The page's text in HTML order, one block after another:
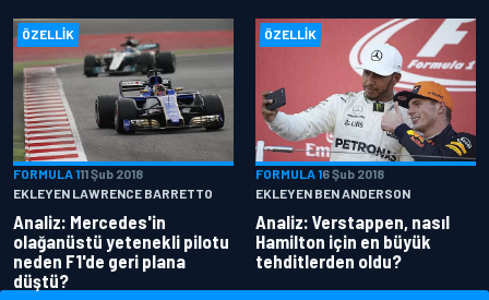
ÖZELLIK
FORMULA 111 Şub 2018
EKLEYEN LAWRENCE BARRETTO
Analiz: Mercedes'in
olağanüstü yetenekli pilotu
neden F1'de geri plana
düştü?
ÖZELLIK
FORMULA 16 Şub 2018
EKLEYEN BEN ANDERSON
Analiz: Verstappen, nasıl
Hamilton için en büyük
tehditlerden oldu?